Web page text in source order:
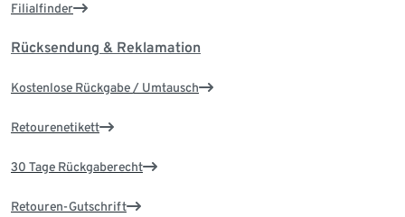
Filialfinder
Rücksendung & Reklamation
Kostenlose Rückgabe / Umtausch
Retourenetikett
30 Tage Rückgaberecht
Retouren-Gutschrift